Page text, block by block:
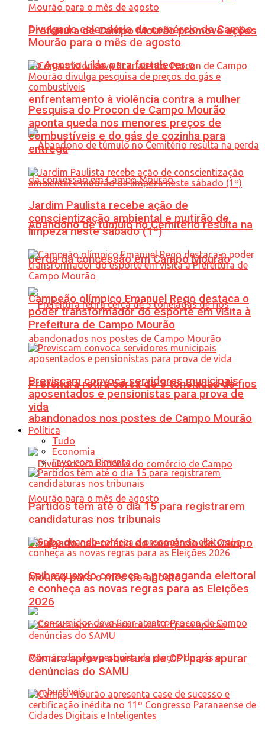
Prefeitura de Campo Mourão promove ações
do Agosto Lilás para fortalecer o
enfrentamento à violência contra a mulher
Abandono de túmulo no Cemitério resulta na
perda da concessão em Campo Mourão
Prefeitura retira cerca de 5 toneladas de fios
abandonados nos postes de Campo Mourão
Divulgado calendário do comércio de Campo
Mourão para o mês de agosto
Divulgado calendário do comércio de Campo
Mourão para o mês de agosto
Pesquisa do Procon de Campo Mourão
aponta queda nos menores preços de
combustíveis e do gás de cozinha para
entrega
Jardim Paulista recebe ação de
conscientização ambiental e mutirão de
limpeza neste sábado (1º)
Campeão olímpico Emanuel Rego destaca o
poder transformador do esporte em visita à
Prefeitura de Campo Mourão
Previscam convoca servidores municipais
aposentados e pensionistas para prova de
vida
Política
Tudo
Economia
Favo com Pimenta
Partidos têm até o dia 15 para registrarem
candidaturas nos tribunais
Saiba quando começa a propaganda eleitoral
e conheça as novas regras para as Eleições
2026
Câmara aprova abertura de CPI para apurar
denúncias do SAMU